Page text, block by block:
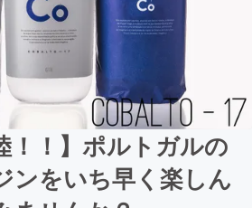
！！】ポルトガルの
ンをいち早く楽しん